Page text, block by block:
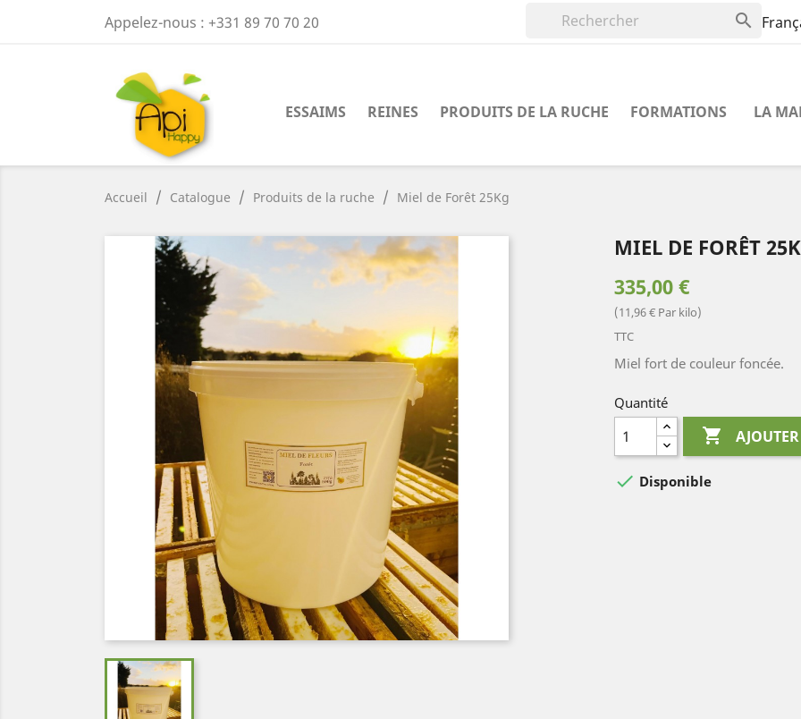
Appelez-nous : +331 89 70 70 20 
ESSAIMS REINES PRODUITS DE LA RUCHE FORMATIONS LA
Accueil Catalogue Produits de la ruche Miel de Forêt 25Kg
MIEL DE FORÊT
335,00 €
(11,96 € Par kilo)
TTC
Miel fort de couleur foncée.
Quantité

 Disponible